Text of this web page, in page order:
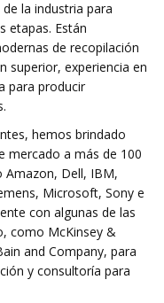
la industria para
etapas. Están
de recopilación
superior, experiencia en
para producir
hemos brindado
mercado a más de 100
Amazon, Dell, IBM,
Microsoft, Sony e
con algunas de las
como McKinsey &
and Company, para
y consultoría para